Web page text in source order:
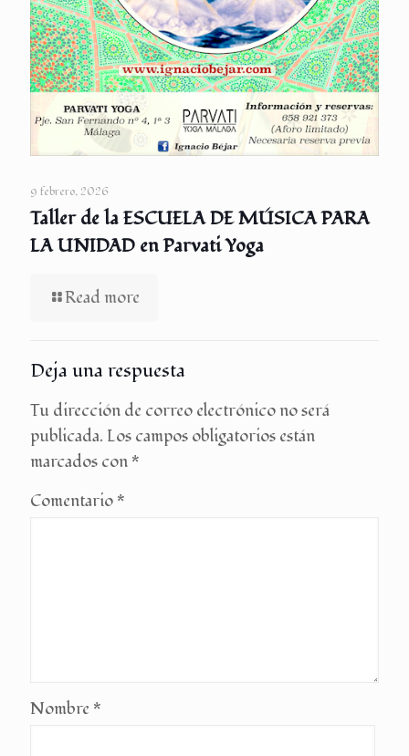
9 febrero, 2026
Taller de la ESCUELA DE MÚSICA PARA
LA UNIDAD en Parvati Yoga
Read more
Deja una respuesta
Tu dirección de correo electrónico no será
publicada. Los campos obligatorios están
marcados con *
Comentario *
Nombre *